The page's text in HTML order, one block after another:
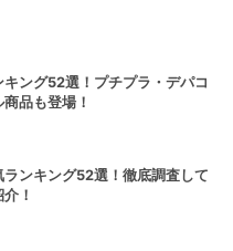
ング52選！プチプラ・デパコ
品も登場！
ンキング52選！徹底調査して
！